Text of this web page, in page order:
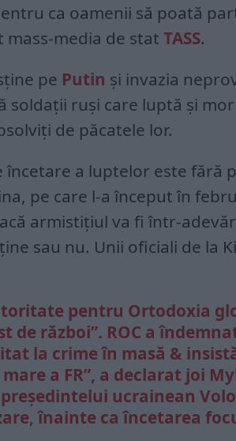
ca oamenii să poată
media de stat TASS.
pe Putin și invazia
soldații ruși care luptă și
de păcatele lor.
încetare a luptelor este fără
pe care l-a început în
armistițiul va fi într-
sau nu. Unii oficiali de la
pentru Ortodoxia
de război”. ROC a
la crime în masă &
a FR”, a declarat joi
ucrainean
înainte ca încetarea